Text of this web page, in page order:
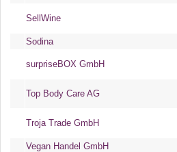
SellWine
Sodina
surpriseBOX GmbH
Top Body Care AG
Troja Trade GmbH
Vegan Handel GmbH